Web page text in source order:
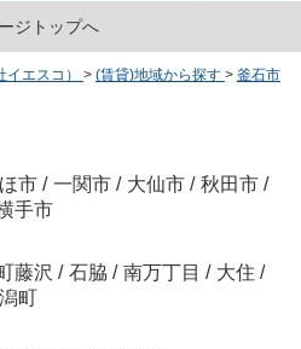
ジトップへ
エスコ） > (賃貸)地域から探す > 釜石市
市 / 一関市 / 大仙市 / 秋田市 /
手市
藤沢 / 石脇 / 南万丁目 / 大住 /
町